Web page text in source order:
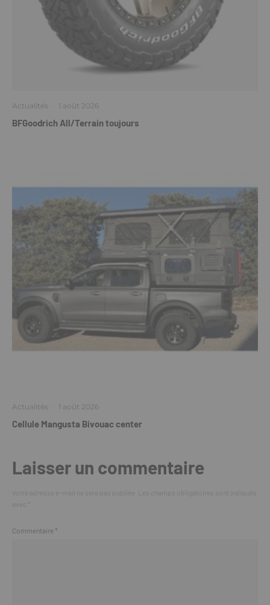
Actualités · 1 août 2026
BFGoodrich All/Terrain toujours
Actualités · 1 août 2026
Cellule Mangusta Bivouac center
Laisser un commentaire
Commentaire *